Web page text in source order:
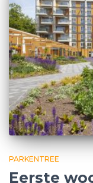
PARKENTREE
Eerste